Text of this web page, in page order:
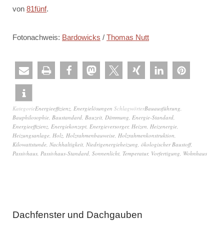
von 81fünf.
Fotonachweis: Bardowicks / Thomas Nutt
KategorieEnergieeffizienz, Energielösungen SchlagwörterBauausführung,
Bauphilosophie, Baustandard, Bauzeit, Dämmung, Energie-Standard,
Energieeffizienz, Energiekonzept, Energieversorger, Heizen, Heizenergie,
Heizungsanlage, Holz, Holzrahmenbauweise, Holzrahmenkonstruktion,
Kilowattstunde, Nachhaltigkeit, Niedrigenergieheizung, ökologischer Baustoff,
Passivhaus, Passivhaus-Standard, Sonnenlicht, Temperatur, Vorfertigung, Wohnhaus
Dachfenster und Dachgauben